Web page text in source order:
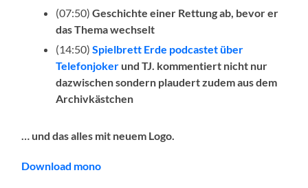
(07:50)Geschichte einer Rettungab, bevor er
das Thema wechselt
(14:50)Spielbrett Erde podcastet über
Telefonjoker und TJ. kommentiert nicht nur
dazwischen sondern plaudert zudem aus dem
Archivkästchen
… und das alles mit neuem Logo.
Download mono